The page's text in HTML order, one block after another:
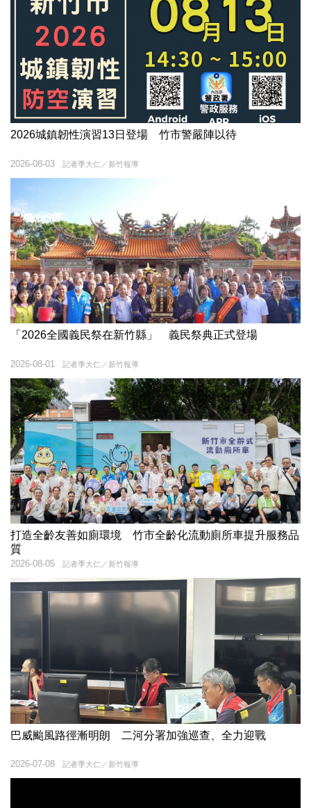
2026城鎮韌性演習13日登場 竹市警嚴陣以待
記者季大仁／新竹報導
2026-08-03
「2026全國義民祭在新竹縣」 義民祭典正式登場
記者季大仁／新竹報導
2026-08-01
打造全齡友善如廁環境 竹市全齡化流動廁所車提升服務品
質
記者季大仁／新竹報導
2026-08-05
巴威颱風路徑漸明朗 二河分署加強巡查、全力迎戰
記者季大仁／新竹報導
2026-07-08